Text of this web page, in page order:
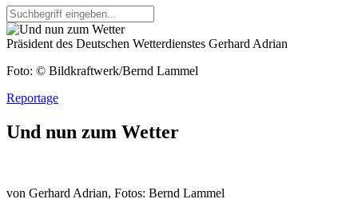
Präsident des Deutschen Wetterdienstes Gerhard Adrian
Foto: © Bildkraftwerk/Bernd Lammel
Reportage
Und nun zum Wetter
von Gerhard Adrian, Fotos: Bernd Lammel